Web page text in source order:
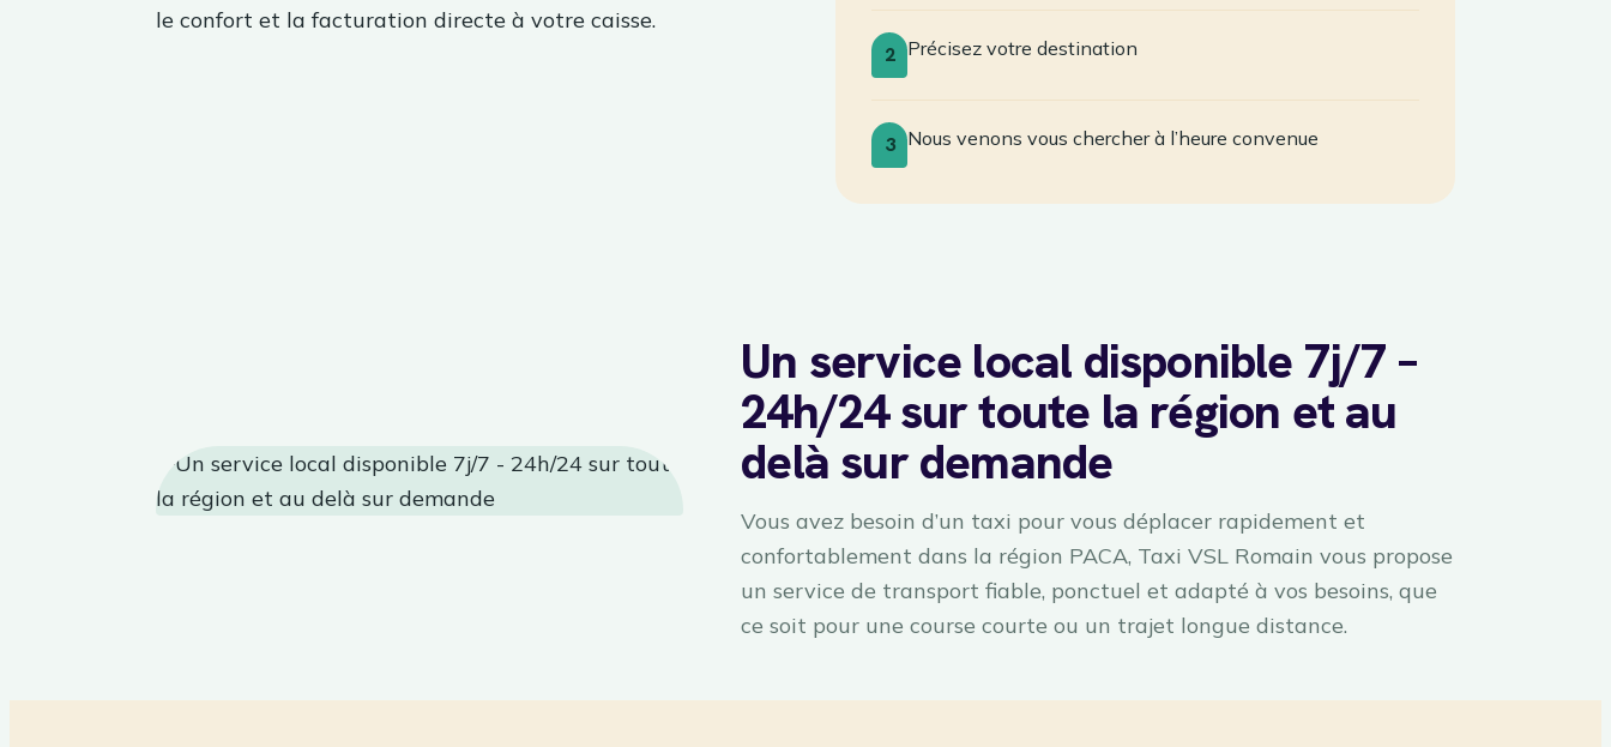
le confort et la facturation directe à votre caisse.
2 Précisez votre destination
3 Nous venons vous chercher à l’heure convenue
Un service local disponible 7j/7 –
24h/24 sur toute la région et au
delà sur demande
Vous avez besoin d’un taxi pour vous déplacer rapidement et
confortablement dans la région PACA, Taxi VSL Romain vous propose
un service de transport fiable, ponctuel et adapté à vos besoins, que
ce soit pour une course courte ou un trajet longue distance.